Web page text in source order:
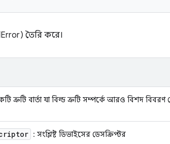
তৈরি করে।
ত্রুটি বার্তা যা বিল্ড ত্রুটি সম্পর্কে আরও বিশদ বিবরণ
: সংশ্লিষ্ট ডিভাইসের ডেসক্রিপ্টর